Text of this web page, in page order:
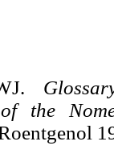
of the